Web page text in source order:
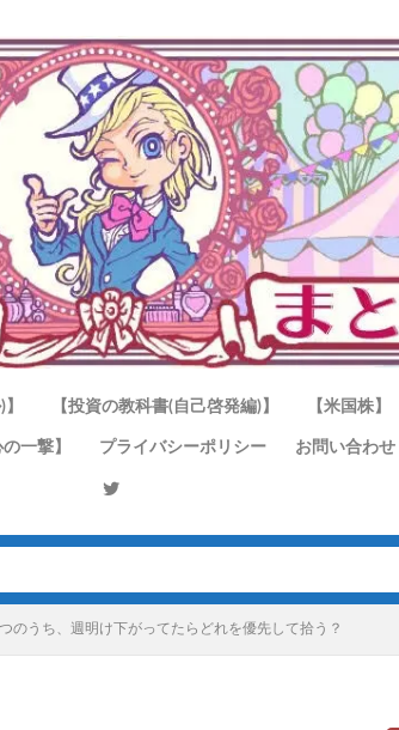
【投資の教科書(自己啓発編)】 【米国株】
の一撃】 プライバシーポリシー お問い合わせ
のうち、週明け下がってたらどれを優先して拾う？